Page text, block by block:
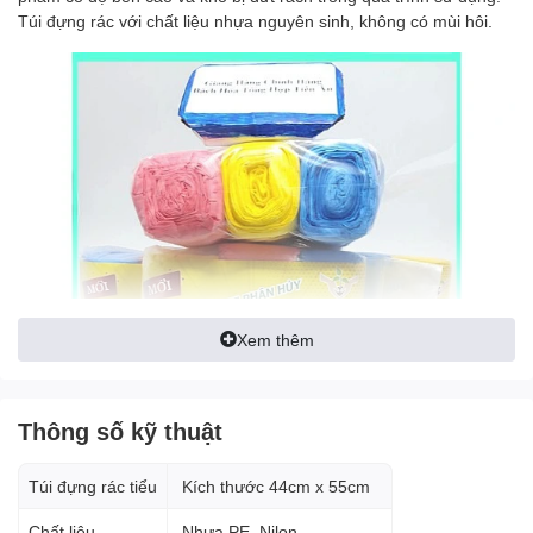
Túi đựng rác với chất liệu nhựa nguyên sinh, không có mùi hôi.
Xem thêm
Thông số kỹ thuật
Túi đựng rác tiểu Kích thước 44cm x 55cm